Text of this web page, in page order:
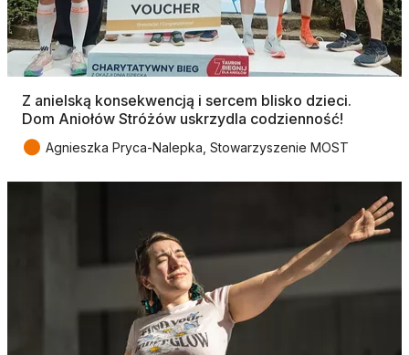
Z anielską konsekwencją i sercem blisko dzieci.
Dom Aniołów Stróżów uskrzydla codzienność!
● Agnieszka Pryca-Nalepka, Stowarzyszenie MOST